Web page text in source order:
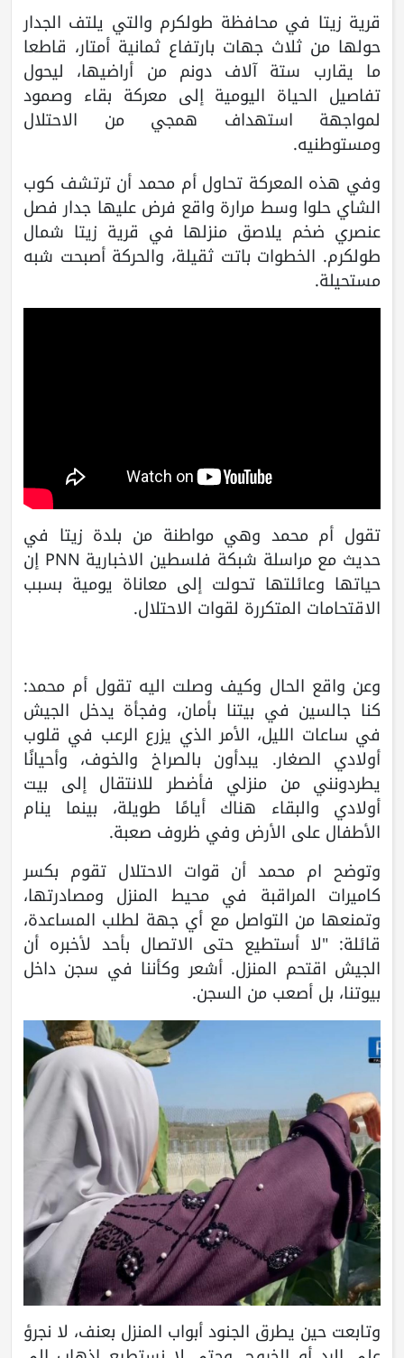
قرية زيتا في محافظة طولكرم والتي يلتف الجدار
حولها من ثلاث جهات بارتفاع ثمانية أمتار، قاطعا
ما يقارب ستة آلاف دونم من أراضيها، ليحول
تفاصيل الحياة اليومية إلى معركة بقاء وصمود
لمواجهة استهداف همجي من الاحتلال
ومستوطنيه.
وفي هذه المعركة تحاول أم محمد أن ترتشف كوب
الشاي حلوا وسط مرارة واقع فرض عليها جدار فصل
عنصري ضخم يلاصق منزلها في قرية زيتا شمال
طولكرم. الخطوات باتت ثقيلة، والحركة أصبحت شبه
مستحيلة.
تقول أم محمد وهي مواطنة من بلدة زيتا في
حديث مع مراسلة شبكة فلسطين الاخبارية PNN إن
حياتها وعائلتها تحولت إلى معاناة يومية بسبب
الاقتحامات المتكررة لقوات الاحتلال.
وعن واقع الحال وكيف وصلت اليه تقول أم محمد:
كنا جالسين في بيتنا بأمان، وفجأة يدخل الجيش
في ساعات الليل، الأمر الذي يزرع الرعب في قلوب
أولادي الصغار. يبدأون بالصراخ والخوف، وأحيانًا
يطردونني من منزلي فأضطر للانتقال إلى بيت
أولادي والبقاء هناك أيامًا طويلة، بينما ينام
الأطفال على الأرض وفي ظروف صعبة.
وتوضح ام محمد أن قوات الاحتلال تقوم بكسر
كاميرات المراقبة في محيط المنزل ومصادرتها،
وتمنعها من التواصل مع أي جهة لطلب المساعدة،
قائلة: "لا أستطيع حتى الاتصال بأحد لأخبره أن
الجيش اقتحم المنزل. أشعر وكأننا في سجن داخل
بيوتنا، بل أصعب من السجن.
وتابعت حين يطرق الجنود أبواب المنزل بعنف، لا نجرؤ